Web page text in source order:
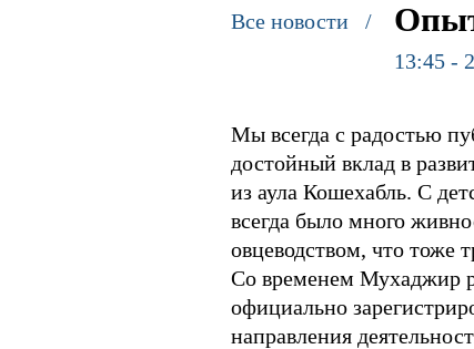
Все новости /
13:45 -
Мы всегда с радостью
достойный вклад в
из аула Кошехабль. С
всегда было много
овцеводством, что тоже
Со временем Мухаджир
официально
направления